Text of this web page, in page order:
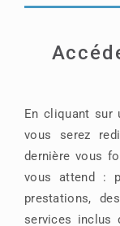
En cliquant sur
vous serez
dernière vous
vous attend :
prestations,
services inclus